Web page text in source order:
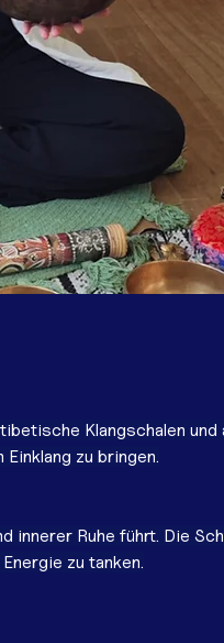
Klangschalen und
zu bringen.
innerer Ruhe führt. Die
zu tanken.